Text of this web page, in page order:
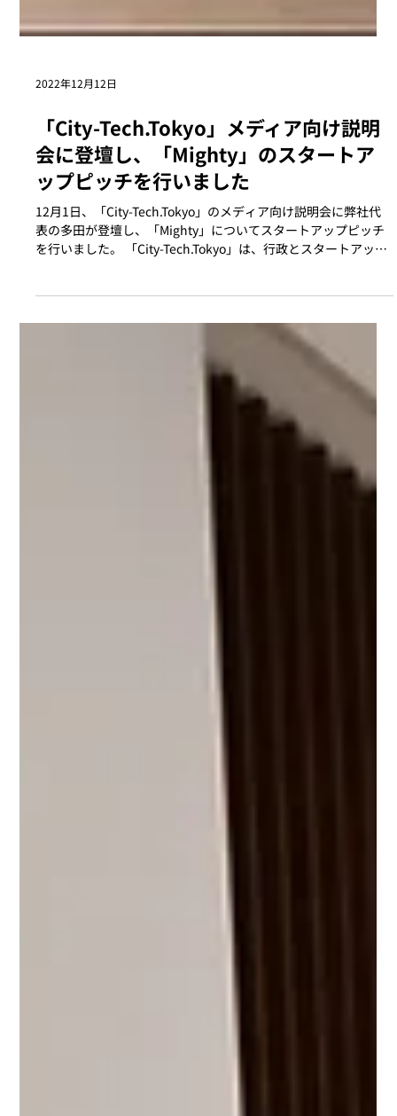
2022年12月12日
「City-Tech.Tokyo」メディア向け説明
会に登壇し、「Mighty」のスタートア
12月1日、「City-Tech.Tokyo」のメディア向け説明会に弊社代
表の多田が登壇し、「Mighty」についてスタートアップピッチ
を行いました。 「City-Tech.Tokyo」は、行政とスタートアップ
企業による共同事業の活性化や都市課題の解決を目的とした、